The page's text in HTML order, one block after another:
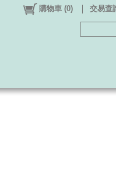
購物車 (0) 交易查